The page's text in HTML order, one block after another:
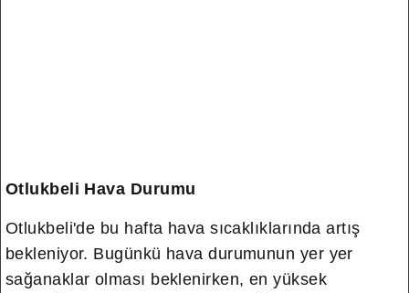
Otlukbeli Hava Durumu
Otlukbeli'de bu hafta hava sıcaklıklarında artış
bekleniyor. Bugünkü hava durumunun yer yer
sağanaklar olması beklenirken, en yüksek